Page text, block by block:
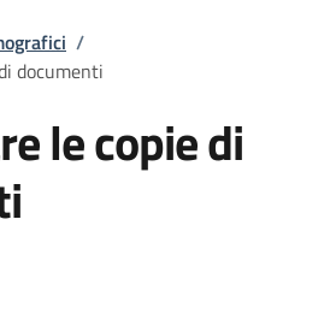
/
documenti
le copie di